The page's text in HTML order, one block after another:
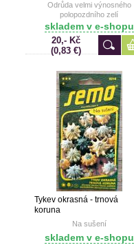
Odrůda velmi výnosného
polopozdního zelí
skladem v e-shopu
20,- Kč
(0,83 €)
Tykev okrasná - trnová
koruna
Na sušení
skladem v e-shopu